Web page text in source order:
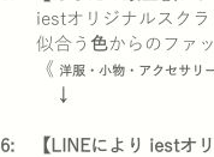
iestオリジナルスクラ
似合う 色からのファ
《 洋服・小物・アクセサリ
↓
6: 【LINEにより iestオ